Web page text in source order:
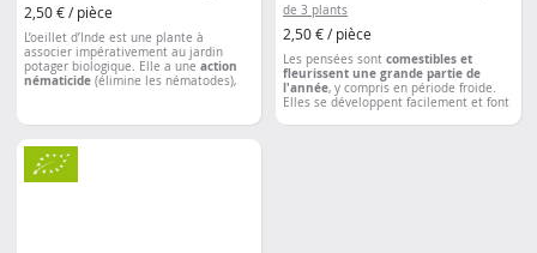
2,50 € / pièce
L’oeillet d’Inde est une plante à
associer impérativement au jardin
potager biologique. Elle a une action
nématicide (élimine les nématodes),
Plantez les entre vos rangs de tomate,
de 3 plants
2,50 € / pièce
Les pensées sont comestibles et
fleurissent une grande partie de
l'année, y compris en période froide.
Elles se développent facilement et font